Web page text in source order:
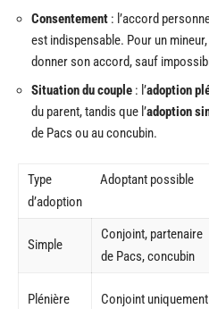
Consentement : l’accord
est indispensable. Pour un
donner son accord, sauf
Situation du couple : l’adoption
du parent, tandis que l’adoption
de Pacs ou au concubin.
Type
d’adoption
Adoptant possible
Simple
Conjoint, partenaire
de Pacs, concubin
Plénière Conjoint uniquement